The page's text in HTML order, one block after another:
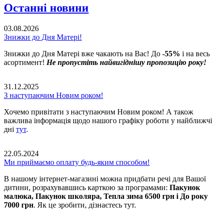
Останні новини
03.08.2026
Знижки до Дня Матері!
Знижки до Дня Матері вже чакають на Вас! До -55% і на весь
асортимент! Не пропустіть найвигіднішу пропозицію року!
31.12.2025
З наступаючим Новим роком!
Хочемо привітати з наступаючим Новим роком! А також
важлива інформація щодо нашого графіку роботи у найближчі
дні тут.
22.05.2024
Ми приймаємо оплату будь-яким способом!
В нашому інтернет-магазині можна придбати речі для Вашої
дитини, розрахувавшись карткою за програмами: Пакунок
малюка, Пакунок школяра, Тепла зима 6500 грн і До року
7000 грн. Як це зробити, дізнаєтесь тут.